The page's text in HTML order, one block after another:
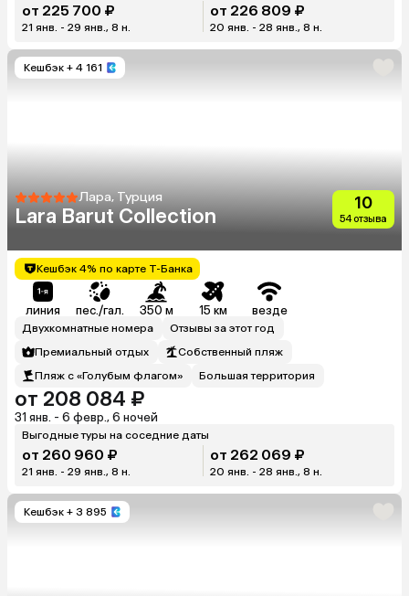
от 225 700 ₽
21 янв. - 29 янв., 8 н.
от 226 809 ₽
20 янв. - 28 янв., 8 н.
Кешбэк + 4 161
Лара, Турция
Lara Barut Collection
10
54 отзыва
Кешбэк 4% по карте Т-Банка
линия пес./гал. 350 м 15 км везде
Двухкомнатные номера
Отзывы за этот год
Премиальный отдых
Собственный пляж
Пляж с «Голубым флагом»
Большая территория
от 208 084 ₽
31 янв. - 6 февр., 6 ночей
Выгодные туры на соседние даты
от 260 960 ₽
21 янв. - 29 янв., 8 н.
от 262 069 ₽
20 янв. - 28 янв., 8 н.
Кешбэк + 3 895